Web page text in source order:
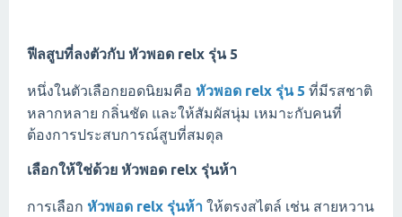
ฟีลสูบที่ลงตัวกับ หัวพอด relx รุ่น 5
หนึ่งในตัวเลือกยอดนิยมคือ หัวพอด relx รุ่น 5 ที่มีรสชาติ
หลากหลาย กลิ่นชัด และให้สัมผัสนุ่ม เหมาะกับคนที่
ต้องการประสบการณ์สูบที่สมดุล
เลือกให้ใช่ด้วย หัวพอด relx รุ่นห้า
การเลือก หัวพอด relx รุ่นห้า ให้ตรงสไตล์ เช่น สายหวาน